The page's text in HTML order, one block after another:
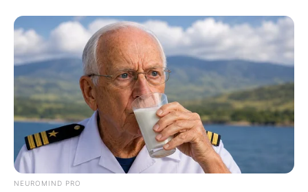
NEUROMIND PRO